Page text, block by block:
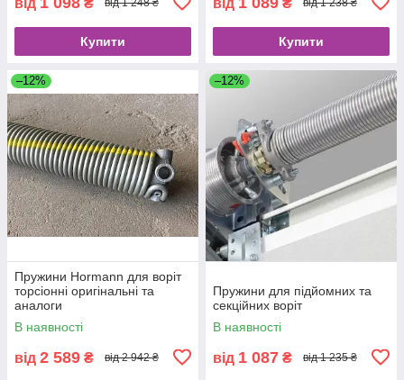
від ₴ від 1 248 ₴
Купити
від ₴ від 1 238 ₴
Купити
–12%
Пружини Hormann для воріт
торсіонні оригінальні та
аналоги
В наявності
від 2 589 ₴ від 2 942 ₴
–12%
Пружини для підйомних та
секційних воріт
В наявності
від 1 087 ₴ від 1 235 ₴